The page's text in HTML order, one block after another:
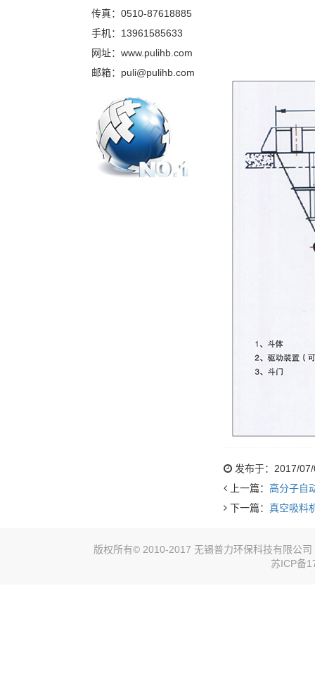
传真：0510-87618885
手机：13961585633
网址：www.pulihb.com
邮箱：puli@pulihb.com
发布于：2017/
上一篇： 高分子自
下一篇： 真空吸料
版权所有© 2010-2017 无锡普力环保科技有限公
苏ICP备